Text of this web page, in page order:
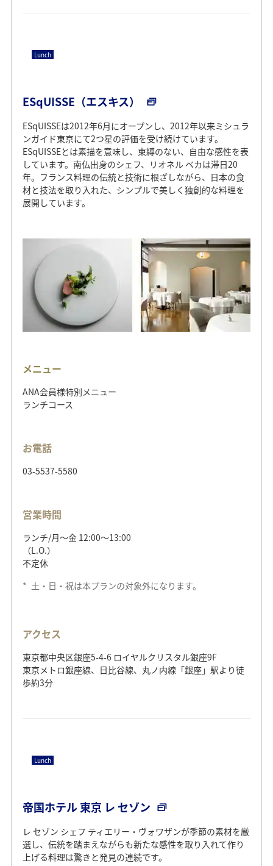
Lunch
ESqUISSE（エスキス）
ESqUISSEは2012年6月にオープンし、2012年以来ミシュラ
ンガイド東京にて2つ星の評価を受け続けています。
ESqUISSEとは素描を意味し、束縛のない、自由な感性を表
しています。南仏出身のシェフ、リオネル ベカは滞日20
年。フランス料理の伝統と技術に根ざしながら、日本の食
材と技法を取り入れた、シンプルで美しく独創的な料理を
展開しています。
メニュー
ANA会員様特別メニュー
ランチコース
お電話
03-5537-5580
営業時間
ランチ/月～金 12:00～13:00
（L.O.）
不定休
* 土・日・祝は本プランの対象外になります。
アクセス
東京都中央区銀座5-4-6 ロイヤルクリスタル銀座9F
東京メトロ銀座線、日比谷線、丸ノ内線「銀座」駅より徒
歩約3分
Lunch
帝国ホテル 東京 レ セゾン
レ セゾン シェフ ティエリー・ヴォワザンが季節の素材を厳
選し、伝統を踏まえながらも新たな感性を取り入れて作り
上げる料理は驚きと発見の連続です。